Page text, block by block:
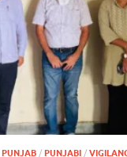
PUNJAB / PUNJABI /